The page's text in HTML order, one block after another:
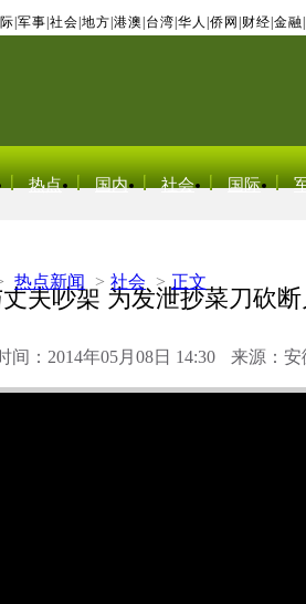
军事 社会 地方 港澳 台湾 华人 侨网 财经 金融
热点 国内 社会 国际
热点新闻 > 社会 > 正文
夫吵架 为发泄抄菜刀砍
间：2014年05月08日 14:30 来源：安